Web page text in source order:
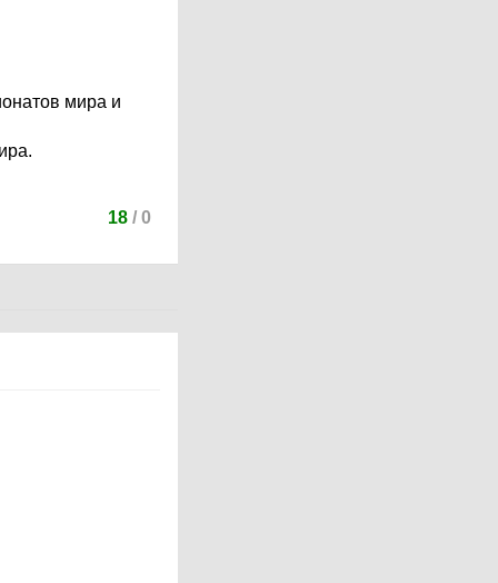
мира и
18 / 0